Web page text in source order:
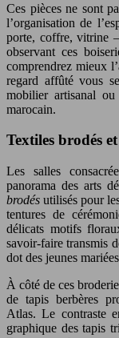
Ces pièces ne sont
l’organisation de
porte, coffre, vitrine
observant ces
comprendrez mieux
regard affûté vous
mobilier artisanal
marocain.
Textiles brodés
Les salles
panorama des arts
brodés utilisés pour
tentures de
délicats motifs
savoir-faire transmis
dot des jeunes
À côté de ces
de tapis berbères
Atlas. Le contraste
graphique des tapis